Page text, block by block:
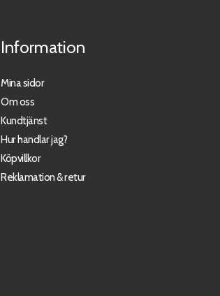
Information
Mina sidor
Om oss
Kundtjänst
Hur handlar jag?
Köpvillkor
Reklamation & retur